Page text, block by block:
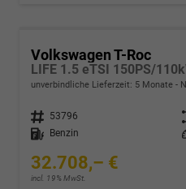
Volkswagen T-Roc
unverbindliche Lieferzeit: 5 Monate
Fahrzeugnr. 53796
Kraftstoff
Benzin
32.708,– €
incl. 19% MwSt.